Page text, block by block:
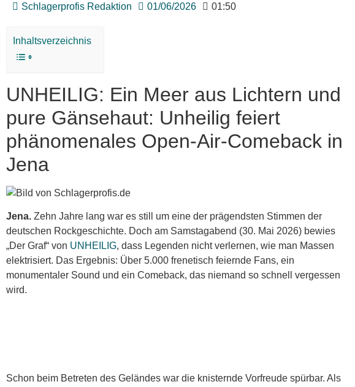
Schlagerprofis Redaktion 01/06/2026 01:50
Inhaltsverzeichnis
UNHEILIG: Ein Meer aus Lichtern und
pure Gänsehaut: Unheilig feiert
phänomenales Open-Air-Comeback in
Jena
Jena. Zehn Jahre lang war es still um eine der prägendsten Stimmen der
deutschen Rockgeschichte. Doch am Samstagabend (30. Mai 2026) bewies
„Der Graf“ von UNHEILIG, dass Legenden nicht verlernen, wie man Massen
elektrisiert. Das Ergebnis: Über 5.000 frenetisch feiernde Fans, ein
monumentaler Sound und ein Comeback, das niemand so schnell vergessen
wird.
Schon beim Betreten des Geländes war die knisternde Vorfreude spürbar. Als